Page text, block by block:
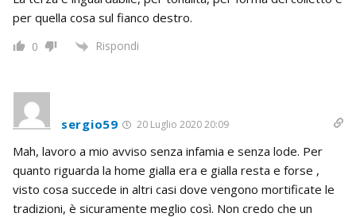
per quella cosa sul fianco destro.
0 Rispondi
sergio59 20 Luglio 2020 20:09
Mah, lavoro a mio avviso senza infamia e senza lode. Per
quanto riguarda la home gialla era e gialla resta e forse ,
visto cosa succede in altri casi dove vengono mortificate le
tradizioni, è sicuramente meglio così. Non credo che un